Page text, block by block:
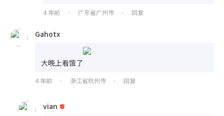
4 年前 • 广东省广州市 • 回复
Gahotx
大晚上看饿了
4 年前 • 浙江省杭州市 • 回复
vian